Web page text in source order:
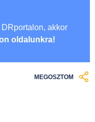
akkor
oldalunkra!
MEGOSZTOM